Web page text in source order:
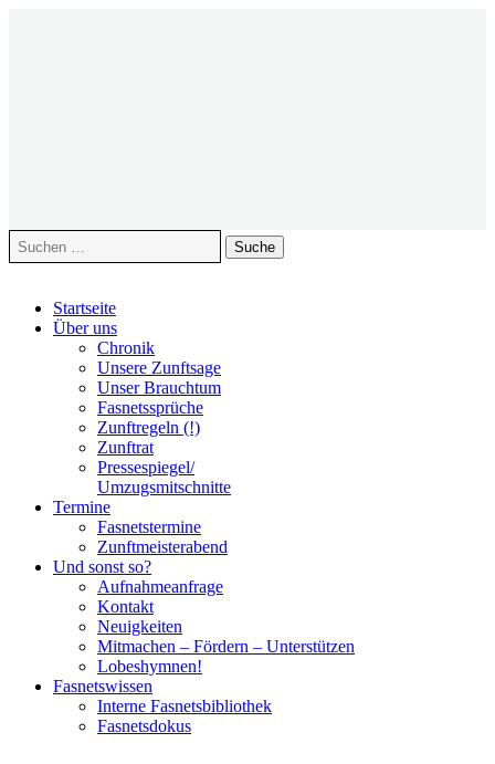
Suche
nach:
Zum
Inhalt
Startseite
Über uns
Chronik
Unsere Zunftsage
Unser Brauchtum
Fasnetssprüche
Zunftregeln (!)
Zunftrat
Pressespiegel/
Umzugsmitschnitte
Termine
Fasnetstermine
Zunftmeisterabend
Und sonst so?
Aufnahmeanfrage
Kontakt
Neuigkeiten
Mitmachen – Fördern – Unterstützen
Lobeshymnen!
Fasnetswissen
Interne Fasnetsbibliothek
Fasnetsdokus